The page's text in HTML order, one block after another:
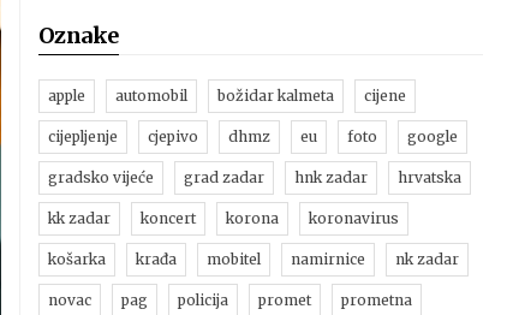
Oznake
apple automobil božidar kalmeta cijene
cijepljenje cjepivo dhmz eu foto google
gradsko vijeće grad zadar hnk zadar hrvatska
kk zadar koncert korona koronavirus
košarka krađa mobitel namirnice nk zadar
novac pag policija promet prometna